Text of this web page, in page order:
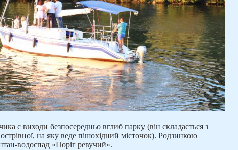
є виходи безпосередньо вглиб парку (він складається з
на яку веде пішохідний місточок). Родзинкою
водоспад «Поріг ревучий».